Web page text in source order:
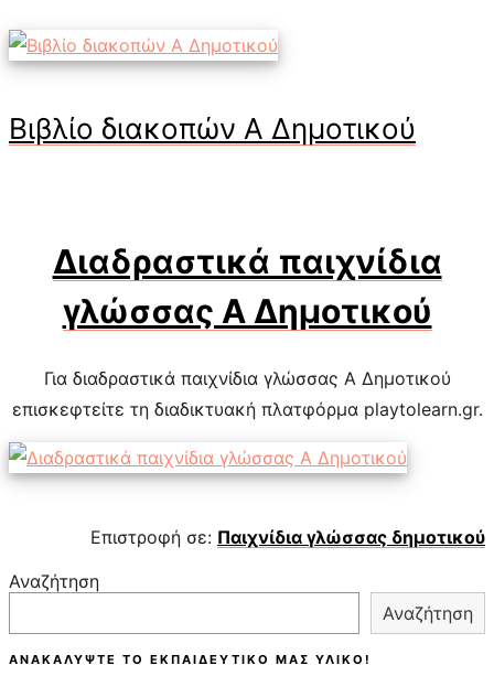
Βιβλίο διακοπών Α Δημοτικού
Διαδραστικά παιχνίδια
γλώσσας Α Δημοτικού
Για διαδραστικά παιχνίδια γλώσσας Α Δημοτικού
επισκεφτείτε τη διαδικτυακή πλατφόρμα playtolearn.gr.
Επιστροφή σε: Παιχνίδια γλώσσας δημοτικού
Αναζήτηση
Αναζήτηση
ΑΝΑΚΑΛΎΨΤΕ ΤΟ ΕΚΠΑΙΔΕΥΤΙΚΌ ΜΑΣ ΥΛΙΚΌ!